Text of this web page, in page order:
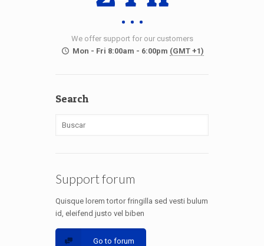
We offer support for our customers
Mon - Fri 8:00am - 6:00pm (GMT +1)
Search
Support forum
Quisque lorem tortor fringilla sed vesti bulum
id, eleifend justo vel biben
Go to forum